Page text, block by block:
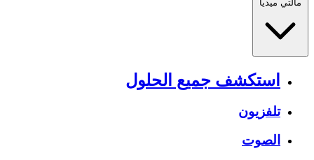
مالتي ميديا
استكشف جميع الحلول
تلفزيون
الصوت